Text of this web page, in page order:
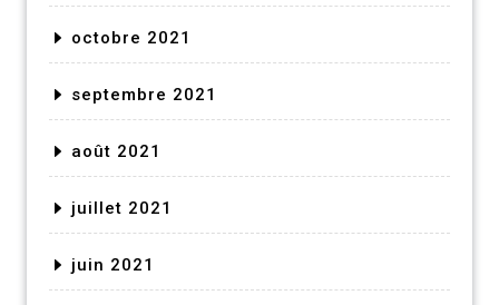
octobre 2021
septembre 2021
août 2021
juillet 2021
juin 2021